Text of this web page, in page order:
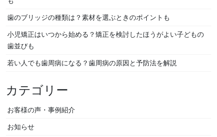
シ
ョ
ン
歯のブリッジの種類は？素材を選ぶときのポイントも
小児矯正はいつから始める？矯正を検討したほうがよい子どもの
歯並びも
若い人でも歯周病になる？歯周病の原因と予防法を解説
カテゴリー
お客様の声・事例紹介
お知らせ